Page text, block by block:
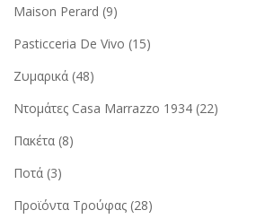
Maison Perard (9)
Pasticceria De Vivo (15)
Ζυμαρικά (48)
Ντομάτες Casa Marrazzo 1934 (22)
Πακέτα (8)
Ποτά (3)
Προϊόντα Τρούφας (28)